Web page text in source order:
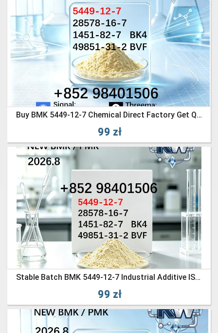
Buy BMK 5449-12-7 Chemical Direct Factory Get Quick Quote
99 zł
Stable Batch BMK 5449-12-7 Industrial Additive ISO Certified
99 zł